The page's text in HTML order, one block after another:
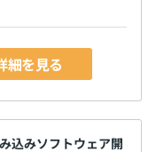
細を見る
込みソフトウェア開